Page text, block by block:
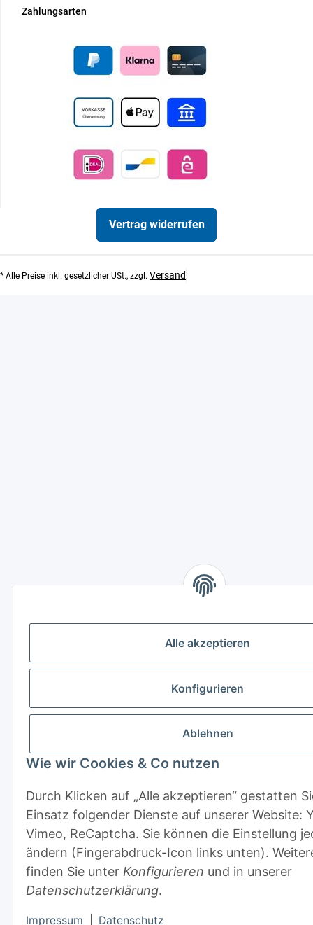
Alle akzeptieren
Konfigurieren
Ablehnen
Wie wir Cookies & Co nutzen
Durch Klicken auf „Alle akzeptieren“ gestatten
Einsatz folgender Dienste auf unserer Website:
Vimeo, ReCaptcha. Sie können die Einstellung
ändern (Fingerabdruck-Icon links unten).
finden Sie unter Konfigurieren und in unserer
Datenschutzerklärung.
Impressum Datenschutz
Zahlungsarten
Vertrag widerrufen
* Alle Preise inkl. gesetzlicher USt., zzgl. Versand